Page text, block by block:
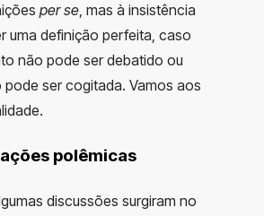
per se, mas à insistência
uma definição perfeita, caso
não pode ser debatido ou
pode ser cogitada. Vamos aos
polêmicas
discussões surgiram no